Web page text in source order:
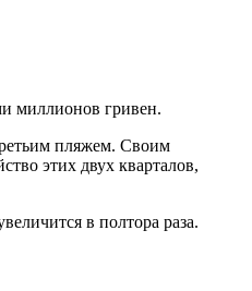
миллионов гривен.
пляжем. Своим
этих двух кварталов,
в полтора раза.